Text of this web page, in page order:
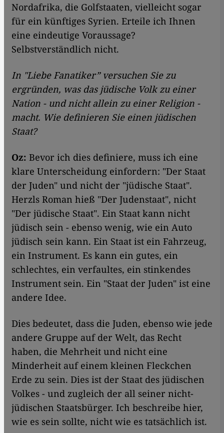
Nordafrika, die Golfstaaten, vielleicht sogar
für ein künftiges Syrien. Erteile ich Ihnen
eine eindeutige Voraussage?
Selbstverständlich nicht.
In "Liebe Fanatiker” versuchen Sie zu
ergründen, was das jüdische Volk zu einer
Nation - und nicht allein zu einer Religion -
macht. Wie definieren Sie einen jüdischen
Staat?
Oz: Bevor ich dies definiere, muss ich eine
klare Unterscheidung einfordern: "Der Staat
der Juden" und nicht der "jüdische Staat".
Herzls Roman hieß "Der Judenstaat", nicht
"Der jüdische Staat". Ein Staat kann nicht
jüdisch sein - ebenso wenig, wie ein Auto
jüdisch sein kann. Ein Staat ist ein Fahrzeug,
ein Instrument. Es kann ein gutes, ein
schlechtes, ein verfaultes, ein stinkendes
Instrument sein. Ein "Staat der Juden" ist eine
andere Idee.
Dies bedeutet, dass die Juden, ebenso wie jede
andere Gruppe auf der Welt, das Recht
haben, die Mehrheit und nicht eine
Minderheit auf einem kleinen Fleckchen
Erde zu sein. Dies ist der Staat des jüdischen
Volkes - und zugleich der all seiner nicht-
jüdischen Staatsbürger. Ich beschreibe hier,
wie es sein sollte, nicht wie es tatsächlich ist.